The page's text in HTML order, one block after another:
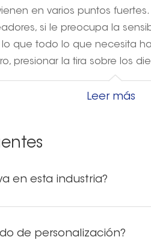
en varios puntos
si le preocupa la
que todo lo que necesita
presionar la tira sobre los
vez finalizado el
las marcas recomiendan
es mejor esperar
Leer más
en esta industria?
de personalización?